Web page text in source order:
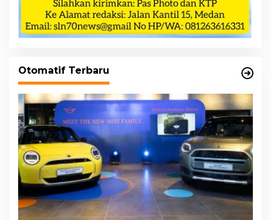
Otomatif Terbaru